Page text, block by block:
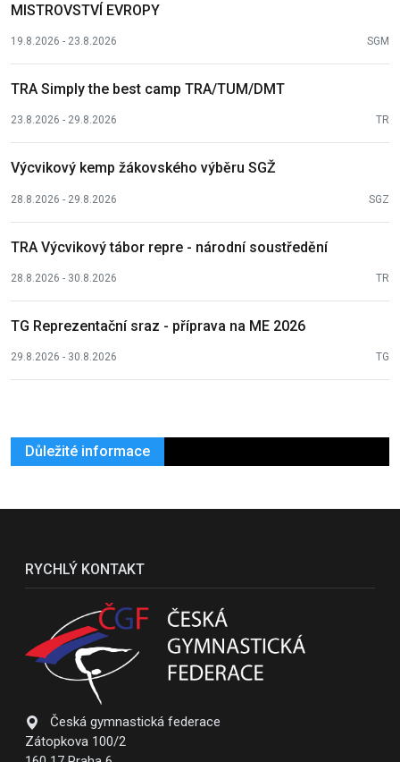
MISTROVSTVÍ EVROPY
19.8.2026 - 23.8.2026 SGM
TRA Simply the best camp TRA/TUM/DMT
23.8.2026 - 29.8.2026 TR
Výcvikový kemp žákovského výběru SGŽ
28.8.2026 - 29.8.2026 SGZ
TRA Výcvikový tábor repre - národní soustředění
28.8.2026 - 30.8.2026 TR
TG Reprezentační sraz - příprava na ME 2026
29.8.2026 - 30.8.2026 TG
Důležité informace
RYCHLÝ KONTAKT
Česká gymnastická federace
Zátopkova 100/2